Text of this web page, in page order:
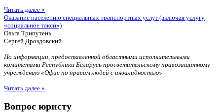
Читать далее »
Оказание населению специальных транспортных услуг (включая услугу
«социальное такси»)
Ольга Трипутень
Сергей Дроздовский
По информации, предоставленной областными исполнительными
комитетами Республики Беларусь просветительскому правозащитному
учреждению «Офис по правам людей с инвалидностью»
Читать далее »
Вопрос юристу